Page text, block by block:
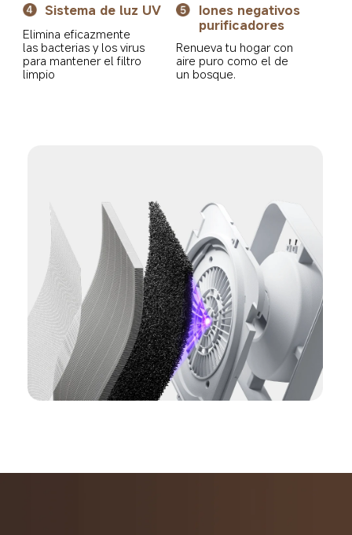
Sistema de luz UV
Elimina eficazmente
las bacterias y los virus
para mantener el filtro
limpio
Iones negativos
purificadores
Renueva tu hogar con
aire puro como el de
un bosque.